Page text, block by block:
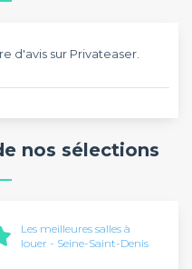
d'avis sur Privateaser.
nos sélections
Les meilleures salles à
louer - Seine-Saint-Denis